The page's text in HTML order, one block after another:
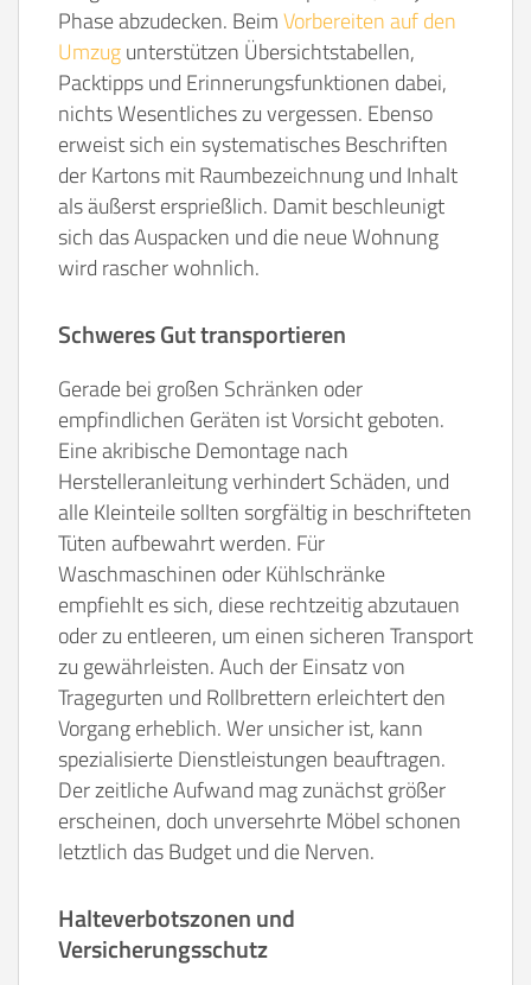
Phase abzudecken. BeimVorbereiten auf den
Umzugunterstützen Übersichtstabellen,
Packtipps und Erinnerungsfunktionen dabei,
nichts Wesentliches zu vergessen. Ebenso
erweist sich ein systematisches Beschriften
der Kartons mit Raumbezeichnung und Inhalt
als äußerst ersprießlich. Damit beschleunigt
sich das Auspacken und die neue Wohnung
wird rascher wohnlich.
Schweres Gut transportieren
Gerade bei großen Schränken oder
empfindlichen Geräten ist Vorsicht geboten.
Eine akribische Demontage nach
Herstelleranleitung verhindert Schäden, und
alle Kleinteile sollten sorgfältig in beschrifteten
Tüten aufbewahrt werden. Für
Waschmaschinen oder Kühlschränke
empfiehlt es sich, diese rechtzeitig abzutauen
oder zu entleeren, um einen sicheren Transport
zu gewährleisten. Auch der Einsatz von
Tragegurten und Rollbrettern erleichtert den
Vorgang erheblich. Wer unsicher ist, kann
spezialisierte Dienstleistungen beauftragen.
Der zeitliche Aufwand mag zunächst größer
erscheinen, doch unversehrte Möbel schonen
letztlich das Budget und die Nerven.
Halteverbotszonen und
Versicherungsschutz